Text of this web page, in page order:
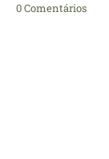
0 Comentários